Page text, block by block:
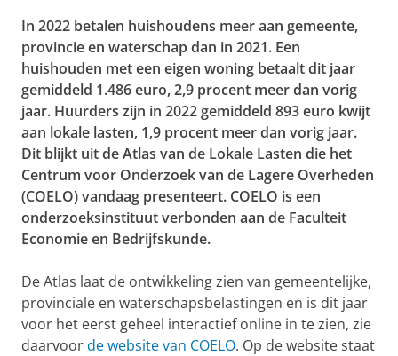
In 2022 betalen huishoudens meer aan gemeente,
provincie en waterschap dan in 2021. Een
huishouden met een eigen woning betaalt dit jaar
gemiddeld 1.486 euro, 2,9 procent meer dan vorig
jaar. Huurders zijn in 2022 gemiddeld 893 euro kwijt
aan lokale lasten, 1,9 procent meer dan vorig jaar.
Dit blijkt uit de Atlas van de Lokale Lasten die het
Centrum voor Onderzoek van de Lagere Overheden
(COELO) vandaag presenteert. COELO is een
onderzoeksinstituut verbonden aan de Faculteit
Economie en Bedrijfskunde.
De Atlas laat de ontwikkeling zien van gemeentelijke,
provinciale en waterschapsbelastingen en is dit jaar
voor het eerst geheel interactief online in te zien, zie
daarvoorde website van COELO. Op de website staat